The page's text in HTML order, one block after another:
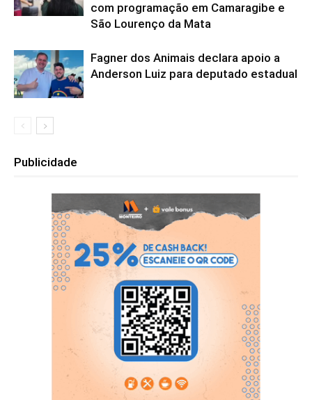
com programação em Camaragibe e
São Lourenço da Mata
Fagner dos Animais declara apoio a
Anderson Luiz para deputado estadual
Publicidade